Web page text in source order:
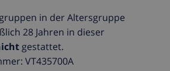
Harbour when you can do a
such as catamaran sailing course
submarinism, boat trip, etc.
as well at the sea shore. Calpe
in der Altersgruppe
28 Jahren in dieser
gestattet.
VT435700A